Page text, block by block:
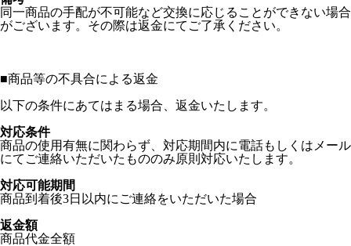
同一商品の手配が不可能など交換に応じることができない場合
がございます。その際は返金にてご了承ください。
■商品等の不具合による返金
以下の条件にあてはまる場合、返金いたします。
対応条件
商品の使用有無に関わらず、対応期間内に電話もしくはメール
にてご連絡いただいたもののみ原則対応いたします。
対応可能期間
商品到着後3日以内にご連絡をいただいた場合
返金額
商品代金全額